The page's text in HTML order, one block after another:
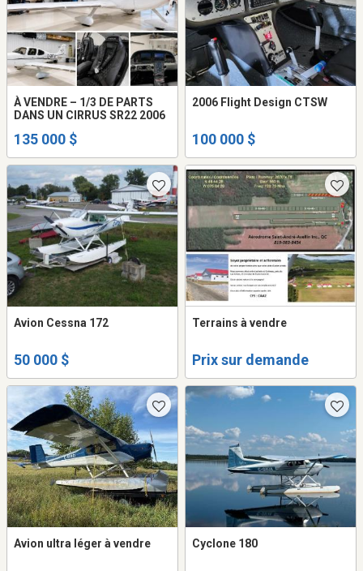
À VENDRE – 1/3 DE PARTS
DANS UN CIRRUS SR22 2006
135 000 $
2006 Flight Design CTSW
100 000 $
Avion Cessna 172
50 000 $
Terrains à vendre
Prix sur demande
Avion ultra léger à vendre Cyclone 180